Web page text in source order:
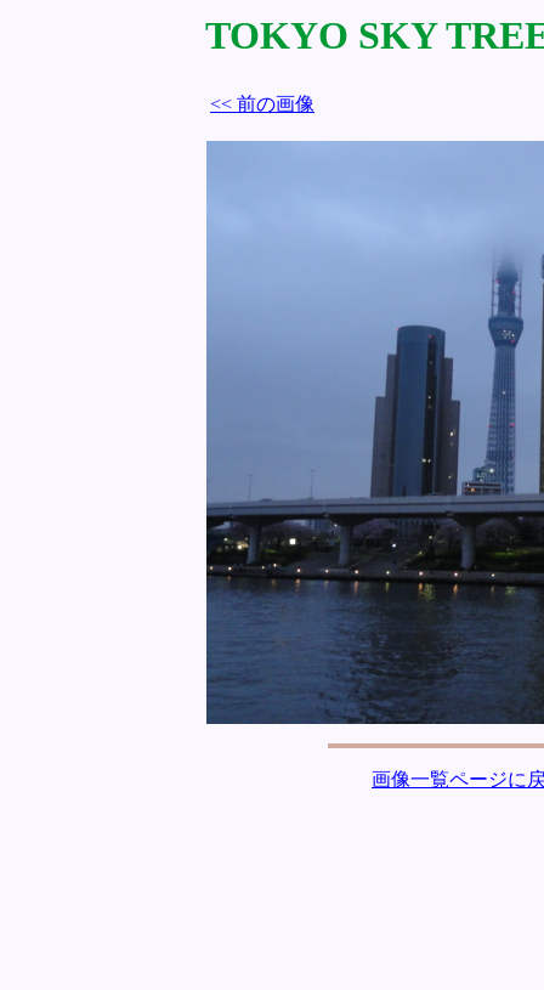
TOKYO SKY
<< 前の画像
画像一覧ページに